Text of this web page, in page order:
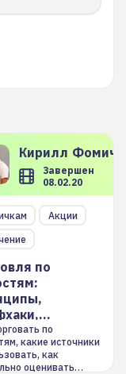
Кирилл
Завершен
08.02.20
Акции
по
по
какие источники
как
оценивать